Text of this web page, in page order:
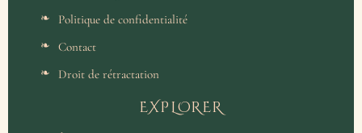
Politique de confidentialité
Contact
Droit de rétractation
EXPLORER